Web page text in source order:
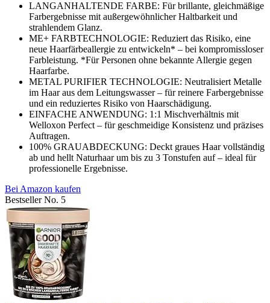
LANGANHALTENDE FARBE: Für brillante, gleichmäßige
Farbergebnisse mit außergewöhnlicher Haltbarkeit und
strahlendem Glanz.
ME+ FARBTECHNOLOGIE: Reduziert das Risiko, eine
neue Haarfärbeallergie zu entwickeln* – bei kompromissloser
Farbleistung. *Für Personen ohne bekannte Allergie gegen
Haarfarbe.
METAL PURIFIER TECHNOLOGIE: Neutralisiert Metalle
im Haar aus dem Leitungswasser – für reinere Farbergebnisse
und ein reduziertes Risiko von Haarschädigung.
EINFACHE ANWENDUNG: 1:1 Mischverhältnis mit
Welloxon Perfect – für geschmeidige Konsistenz und präzises
Auftragen.
100% GRAUABDECKUNG: Deckt graues Haar vollständig
ab und hellt Naturhaar um bis zu 3 Tonstufen auf – ideal für
professionelle Ergebnisse.
Bei Amazon kaufen
Bestseller No. 5